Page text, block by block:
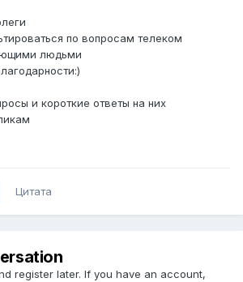
по вопросам телеком
людьми
и короткие ответы на них
Цитата
register later. If you have an account,